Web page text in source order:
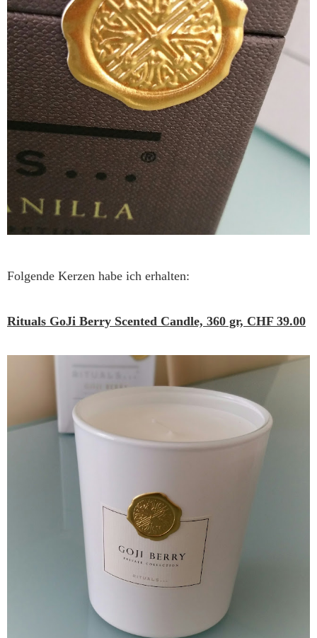
Folgende Kerzen habe ich erhalten:
Rituals GoJi Berry Scented Candle, 360 gr, CHF 39.00